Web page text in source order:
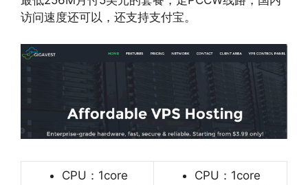
访问速度还可以，还支持支付宝。
CPU：1core
CPU：1core